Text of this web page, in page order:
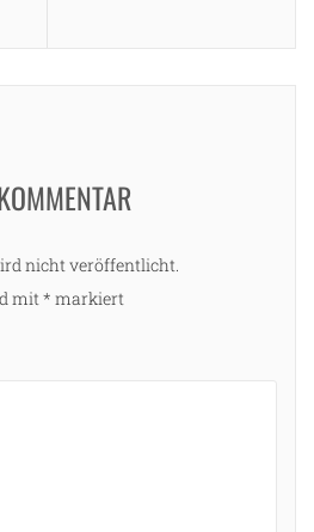
nicht veröffentlicht.
mit* markiert